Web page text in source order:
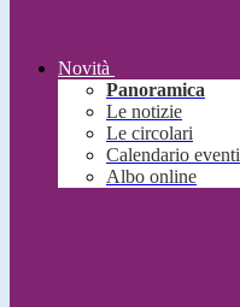
Novità
Panoramica
Le notizie
Le circolari
Calendario eventi
Albo online